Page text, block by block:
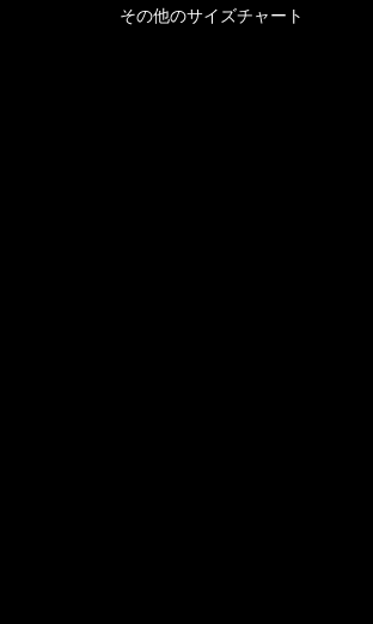
その他のサイズチャート